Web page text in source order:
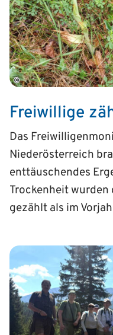
©
Freiwillige
Das
Niederösterreich
enttäuschendes
Trockenheit
gezählt als im